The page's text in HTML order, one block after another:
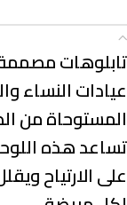
تابلوهات
عيادات النساء
المستوحاة من
تساعد هذه
على الارتياح